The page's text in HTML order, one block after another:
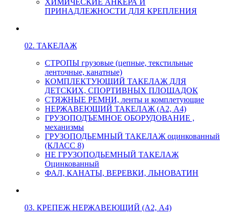
ХИМИЧЕСКИЕ АНКЕРА И
ПРИНАДЛЕЖНОСТИ ДЛЯ КРЕПЛЕНИЯ
02. ТАКЕЛАЖ
СТРОПЫ грузовые (цепные, текстильные
ленточные, канатные)
КОМПЛЕКТУЮЩИЙ ТАКЕЛАЖ ДЛЯ
ДЕТСКИХ, СПОРТИВНЫХ ПЛОЩАДОК
СТЯЖНЫЕ РЕМНИ, ленты и комплетующие
НЕРЖАВЕЮЩИЙ ТАКЕЛАЖ (А2, А4)
ГРУЗОПОДЪЕМНОЕ ОБОРУДОВАНИЕ ,
механизмы
ГРУЗОПОДЬЕМНЫЙ ТАКЕЛАЖ оцинкованный
(КЛАСС 8)
НЕ ГРУЗОПОДЬЕМНЫЙ ТАКЕЛАЖ
Оцинкованный
ФАЛ, КАНАТЫ, ВЕРЕВКИ, ЛЬНОВАТИН
03. КРЕПЕЖ НЕРЖАВЕЮЩИЙ (А2, А4)